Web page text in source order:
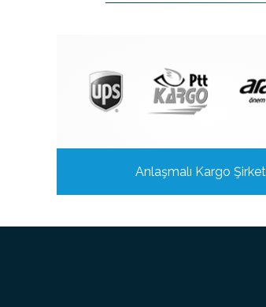
Anlaşmalı Kargo